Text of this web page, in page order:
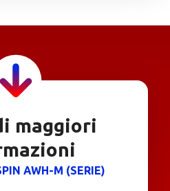
maggiori
AWH-M (SERIE)